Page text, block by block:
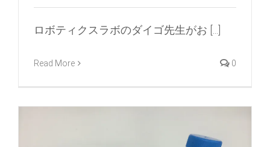
ロボティクスラボのダイゴ先生がお [...]
Read More 0